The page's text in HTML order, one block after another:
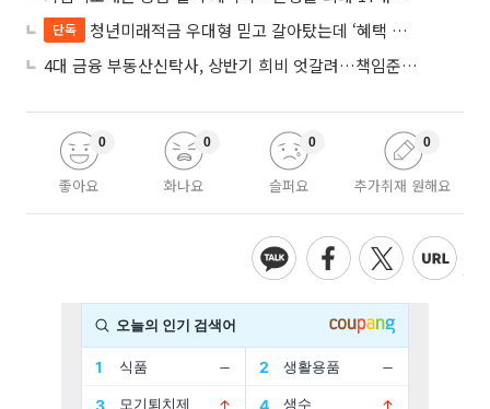
단독
청년미래적금 우대형 믿고 갈아탔는데 ‘혜택 반토막’…심사 오류에 가입자 혼선
4대 금융 부동산신탁사, 상반기 희비 엇갈려…책임준공 손실 반영 시점이 갈랐다
좋아요
0
화나요
0
슬퍼요
0
추가취재 원해요
0